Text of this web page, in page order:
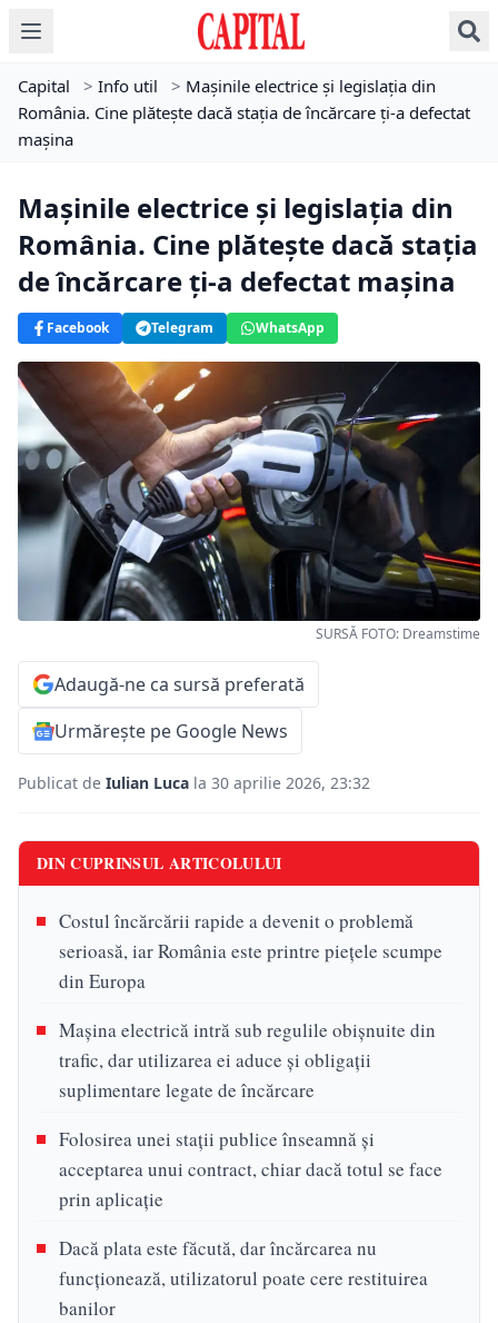
Capital > Info util > Mașinile electrice și legislația din
România. Cine plătește dacă stația de încărcare ți-a defectat
mașina
Mașinile electrice și legislația din
România. Cine plătește dacă stația
de încărcare ți-a defectat mașina
Facebook Telegram WhatsApp
SURSĂ FOTO: Dreamstime
Adaugă-ne ca sursă preferată
Urmărește pe Google News
Publicat de Iulian Luca la 30 aprilie 2026, 23:32
DIN CUPRINSUL ARTICOLULUI
Costul încărcării rapide a devenit o problemă
serioasă, iar România este printre piețele scumpe
din Europa
Mașina electrică intră sub regulile obișnuite din
trafic, dar utilizarea ei aduce și obligații
suplimentare legate de încărcare
Folosirea unei stații publice înseamnă și
acceptarea unui contract, chiar dacă totul se face
prin aplicație
Dacă plata este făcută, dar încărcarea nu
funcționează, utilizatorul poate cere restituirea
banilor